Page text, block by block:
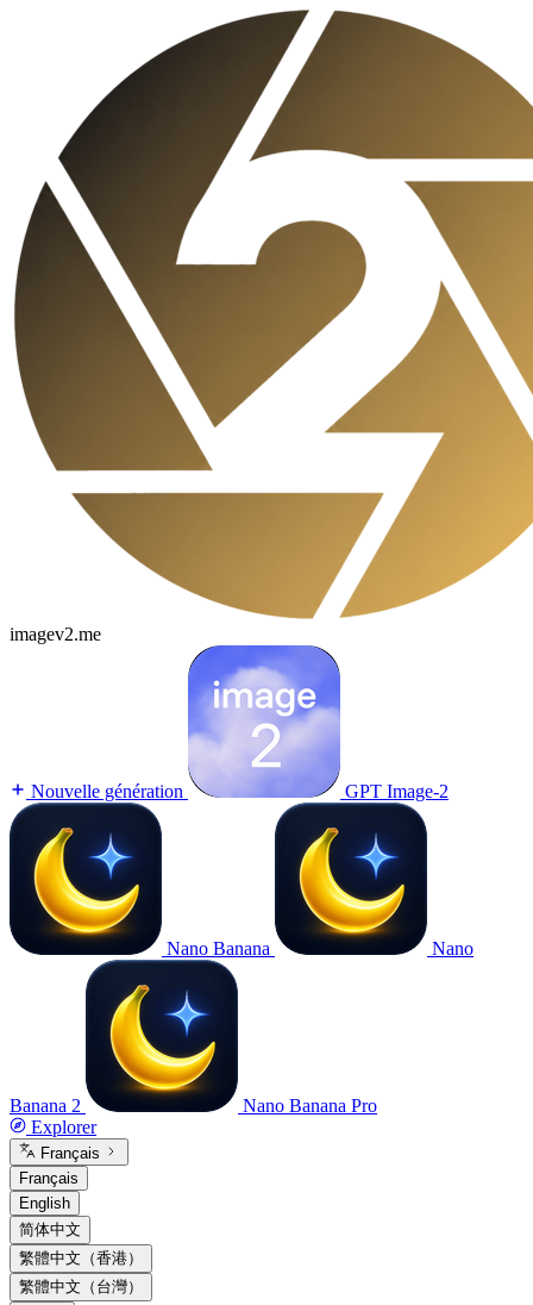
imagev2.me
Nouvelle génération GPT Image-2
Nano Banana Nano
Banana 2
Nano Banana Pro
Explorer
Français
Français
English
简体中文
繁體中文（香港）
繁體中文（台灣）